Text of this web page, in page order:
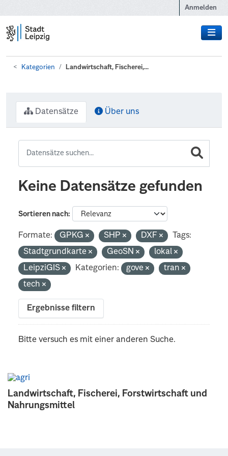
Anmelden
Kategorien Landwirtschaft, Fischerei,...
Landwirtschaft, Fischerei, Forstwirtschaft und
Nahrungsmittel
Datensätze Über uns
Keine Datensätze gefunden
Sortieren nach
Formate: GPKG SHP DXF
Tags:
Stadtgrundkarte
GeoSN
lokal
LeipziGIS
Kategorien: gove
tran
tech
Ergebnisse filtern
Bitte versuch es mit einer anderen Suche.